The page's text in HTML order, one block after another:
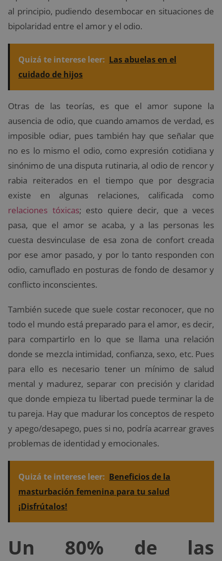
al principio, pudiendo desembocar en situaciones de
bipolaridad entre el amor y el odio.
Quizá te interese leer: Las abuelas en el
cuidado de hijos
Otras de las teorías, es que el amor supone la
ausencia de odio, que cuando amamos de verdad, es
imposible odiar, pues también hay que señalar que
no es lo mismo el odio, como expresión cotidiana y
sinónimo de una disputa rutinaria, al odio de rencor y
rabia reiterados en el tiempo que por desgracia
existe en algunas relaciones, calificada como
relaciones tóxicas; esto quiere decir, que a veces
pasa, que el amor se acaba, y a las personas les
cuesta desvinculase de esa zona de confort creada
por ese amor pasado, y por lo tanto responden con
odio, camuflado en posturas de fondo de desamor y
conflicto inconscientes.
También sucede que suele costar reconocer, que no
todo el mundo está preparado para el amor, es decir,
para compartirlo en lo que se llama una relación
donde se mezcla intimidad, confianza, sexo, etc. Pues
para ello es necesario tener un mínimo de salud
mental y madurez, separar con precisión y claridad
que donde empieza tu libertad puede terminar la de
tu pareja. Hay que madurar los conceptos de respeto
y apego/desapego, pues si no, podría acarrear graves
problemas de identidad y emocionales.
Quizá te interese leer: Beneficios de la
masturbación femenina para tu salud
¡Disfrútalos!
Un 80% de las